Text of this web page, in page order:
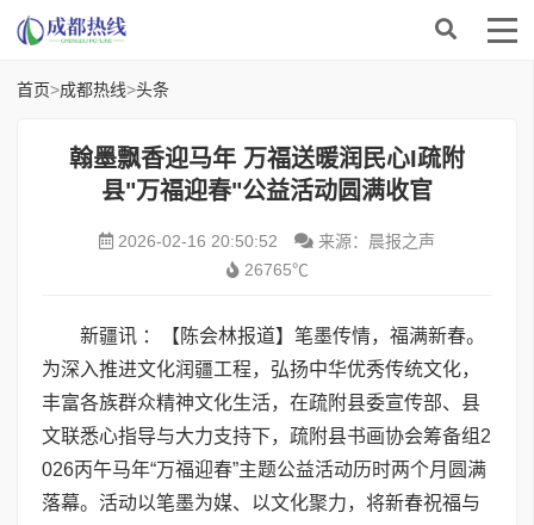
首页>成都热线>头条
翰墨飘香迎马年 万福送暖润民心I疏附
县"万福迎春"公益活动圆满收官
2026-02-16 20:50:52
来源：晨报之声
26765℃
新疆讯 ：【陈会林报道】笔墨传情，福满新春。
为深入推进文化润疆工程，弘扬中华优秀传统文化，
丰富各族群众精神文化生活，在疏附县委宣传部、县
文联悉心指导与大力支持下，疏附县书画协会筹备组2
026丙午马年“万福迎春”主题公益活动历时两个月圆满
落幕。活动以笔墨为媒、以文化聚力，将新春祝福与